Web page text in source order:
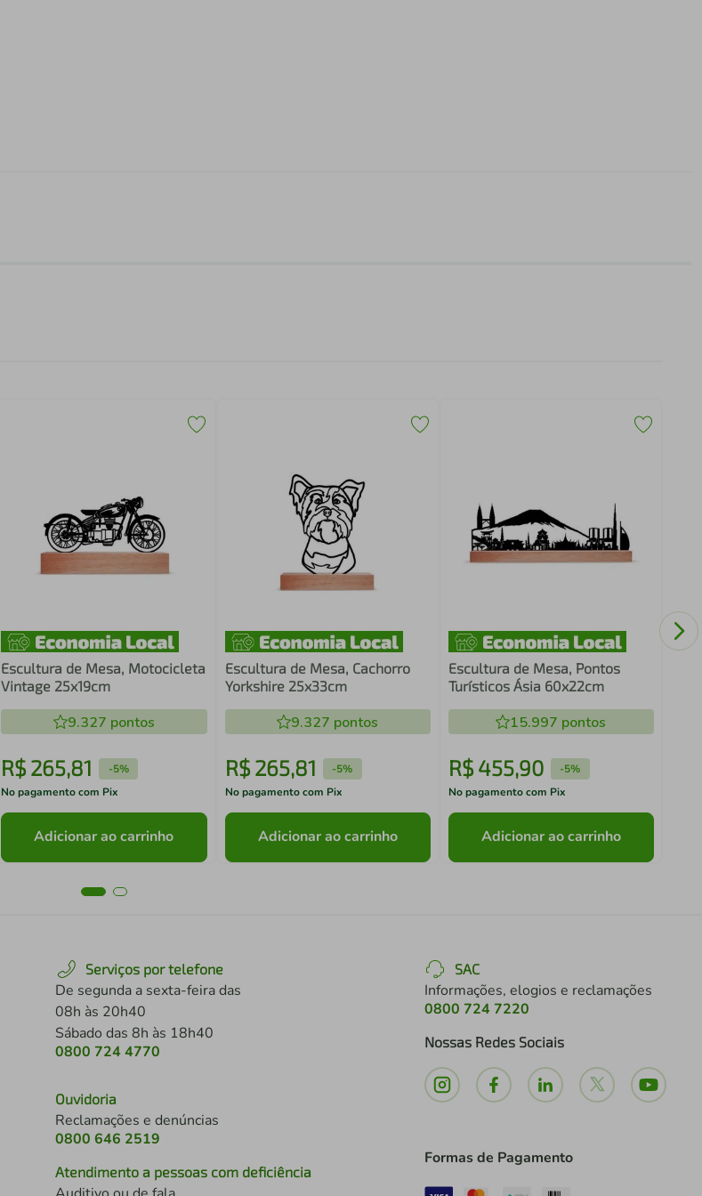
Escultura de Mesa, Motocicleta
Vintage 25x19cm
9.327 pontos
R$265,81 -5%
No pagamento com Pix
Adicionar ao carrinho
Escultura de Mesa, Cachorro
Yorkshire 25x33cm
9.327 pontos
R$ 265,81 -5%
No pagamento com Pix
Adicionar ao carrinho
Escultura de Mesa, Pontos
Turísticos Ásia 60x22cm
15.997 pontos
R$ 455,90 -5%
No pagamento com Pix
Adicionar ao carrinho
Serviços por telefone
De segunda a sexta-feira das
08h às 20h40
Sábado das 8h às 18h40
0800 724 4770
Ouvidoria
Reclamações e denúncias
0800 646 2519
Atendimento a pessoas com deficiência
SAC
Informações, elogios e reclamações
0800 724 7220
Nossas Redes Sociais
Formas de Pagamento